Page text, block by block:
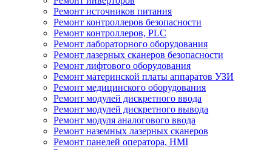
Ремонт источников питания
Ремонт контроллеров безопасности
Ремонт контроллеров, PLC
Ремонт лабораторного оборудования
Ремонт лазерных сканеров безопасности
Ремонт лифтового оборудования
Ремонт материнской платы аппаратов УЗИ
Ремонт медицинского оборудования
Ремонт модулей дискретного ввода
Ремонт модулей дискретного вывода
Ремонт модуля аналогового ввода
Ремонт наземных лазерных сканеров
Ремонт панелей оператора, HMI